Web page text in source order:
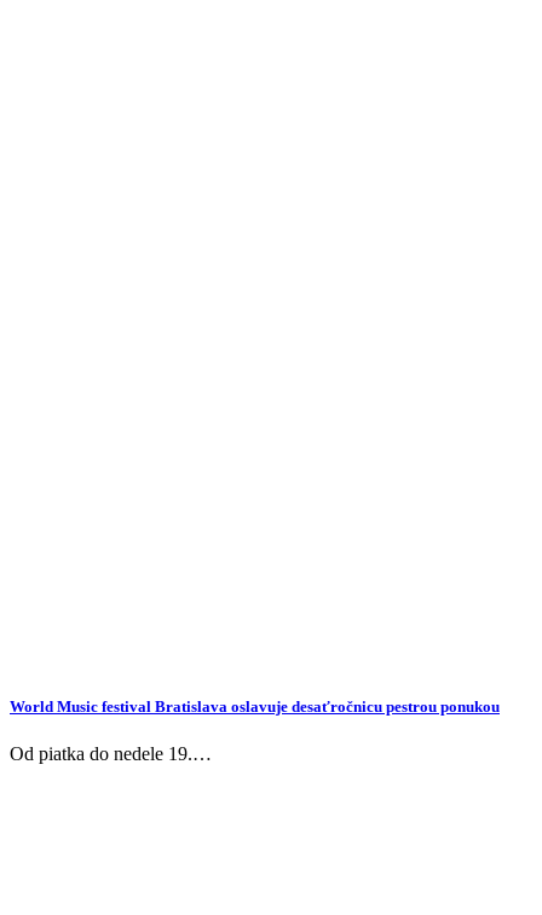
World Music festival Bratislava oslavuje desaťročnicu pestrou ponukou
Od piatka do nedele 19.…